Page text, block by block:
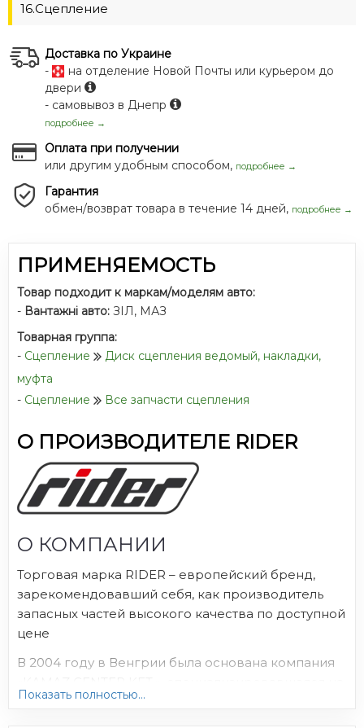
16.Сцепление
Доставка по Украине
-
на отделение Новой Почты или курьером до
двери
- самовывоз в Днепр
подробнее →
Оплата при получении
или другим удобным способом, подробнее →
Гарантия
обмен/возврат товара в течение 14 дней, подробнее →
ПРИМЕНЯЕМОСТЬ
Товар подходит к маркам/моделям авто:
- Вантажні авто: ЗІЛ, МАЗ
Товарная группа:
- Сцепление
Диск сцепления ведомый, накладки,
муфта
- Сцепление Все запчасти сцепления
О ПРОИЗВОДИТЕЛЕ RIDER
О КОМПАНИИ
Торговая марка RIDER – европейский бренд,
зарекомендовавший себя, как производитель
запасных частей высокого качества по доступной
цене
В 2004 году в Венгрии была основана компания
производстве запасных частей для грузовых и
Показать полностью...